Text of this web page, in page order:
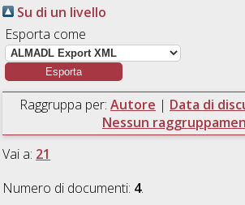
Su di un livello
Esporta come
Raggruppa per: Autore | Data di
Nessun
Vai a: 21
Numero di documenti: 4.